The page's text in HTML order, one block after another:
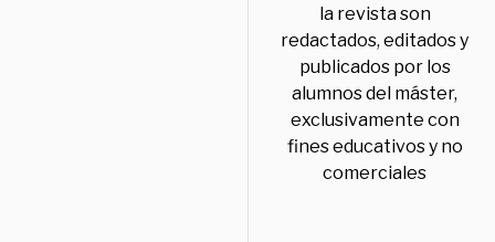
la revista son
redactados, editados y
publicados por los
alumnos del máster,
exclusivamente con
fines educativos y no
comerciales